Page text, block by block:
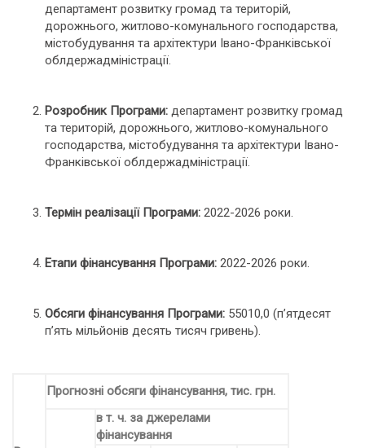
департамент розвитку громад та територій,
дорожнього, житлово-комунального господарства,
містобудування та архітектури Івано-Франківської
облдержадміністрації.
Розробник Програми: департамент розвитку громад
та територій, дорожнього, житлово-комунального
господарства, містобудування та архітектури Івано-
Франківської облдержадміністрації.
Термін реалізації Програми: 2022-2026 роки.
Етапи фінансування Програми: 2022-2026 роки.
Обсяги фінансування Програми: 55010,0 (п’ятдесят
п’ять мільйонів десять тисяч гривень).
Прогнозні обсяги фінансування, тис. грн.
в т. ч. за джерелами
фінансування